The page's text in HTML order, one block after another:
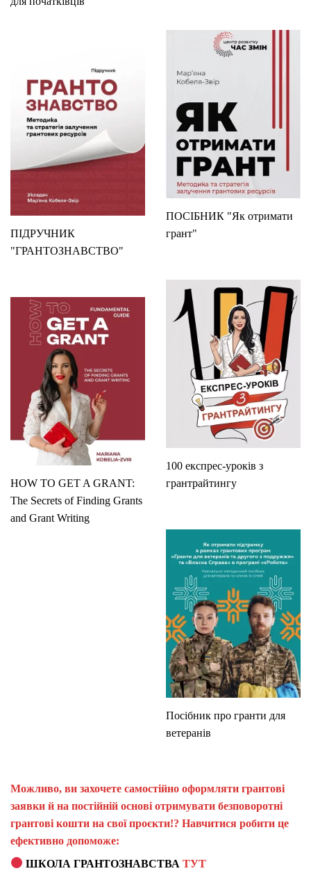
ПОСІБНИК "Як отримати
грант"
ПІДРУЧНИК
"ГРАНТОЗНАВСТВО"
100 експрес-уроків з
грантрайтингу
HOW TO GET A GRANT:
The Secrets of Finding Grants
and Grant Writing
Посібник про гранти для
ветеранів
Можливо, ви захочете самостійно оформляти грантові
заявки й на постійній основі отримувати безповоротні
грантові кошти на свої проєкти!? Навчитися робити це
ефективно допоможе:
ШКОЛА ГРАНТОЗНАВСТВАТУТ